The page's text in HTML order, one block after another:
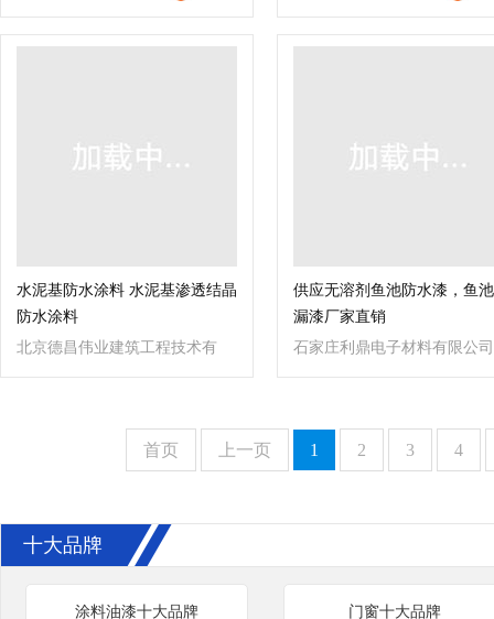
限公司 限公司
水泥基防水涂料 水泥基渗透结晶
防水涂料
北京德昌伟业建筑工程技术有
限公司
供应无溶剂鱼池防水漆，鱼
漏漆厂家直销
石家庄利鼎电子材料有限公司
首页 上一页 1 2 3 4
十大品牌
涂料油漆十大品牌 门窗十大品牌